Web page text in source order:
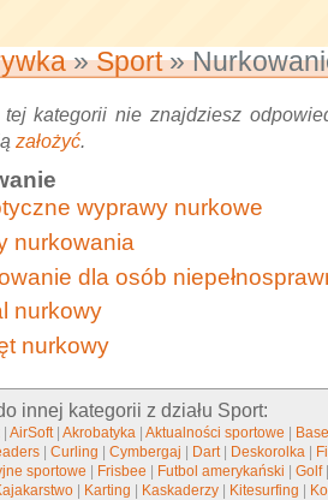
»Sport»
kategorii nie znajdziesz
założyć.
wyprawy nurkowe
nurkowania
dla osób
nurkowy
nurkowy
innej kategorii z działu Sport:
|AirSoft|Akrobatyka |Aktualności sportowe
|Curling |Cymbergaj Dart| Deskorolka
sportowe
Frisbee Futbol amerykański |Golf
Karting Kaskaderzy Kitesurfing